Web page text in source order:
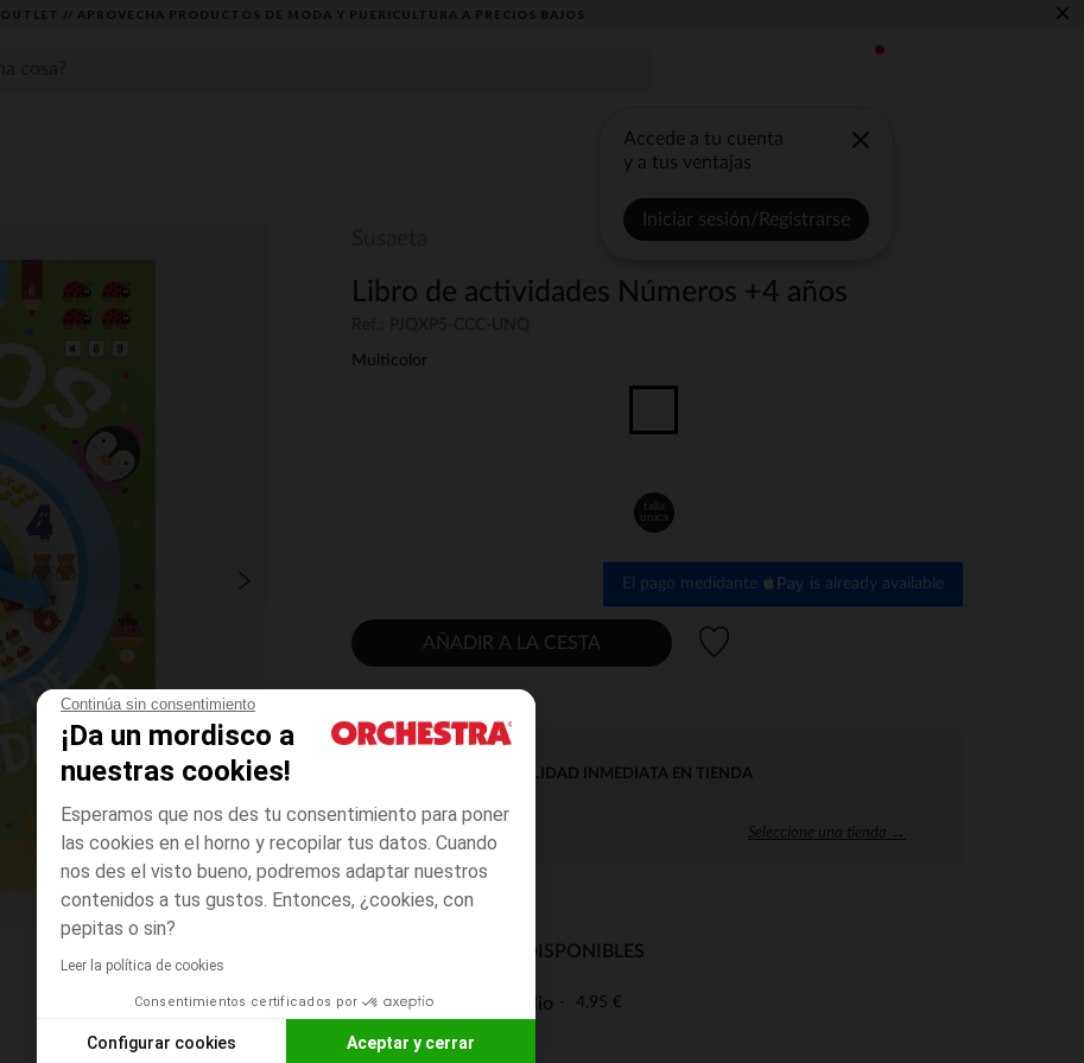
Continúa sin consentimiento
¡Da un mordisco a
nuestras cookies!
Esperamos que nos des tu consentimiento para poner
las cookies en el horno y recopilar tus datos. Cuando
nos des el visto bueno, podremos adaptar nuestros
contenidos a tus gustos. Entonces, ¿cookies, con
pepitas o sin?
Leer la política de cookies
Consentimientos certificados por
Configurar cookies Aceptar y cerrar
OUTLET // APROVECHA PRODUCTOS DE MODA Y PUERICULTURA A PRECIOS BAJOS ×
Accede a tu cuenta
y a tus ventajas
Iniciar sesión/Registrarse
Libro de actividades Números +4 años
Multicolor
talla
unica
El pago medidante is already available
AÑADIR A LA CESTA
DISPONIBILIDAD INMEDIATA EN TIENDA
Seleccione una tienda →
MODOS DE ENVÍO DISPONIBLES
Entrega a domicilio 4,95 €